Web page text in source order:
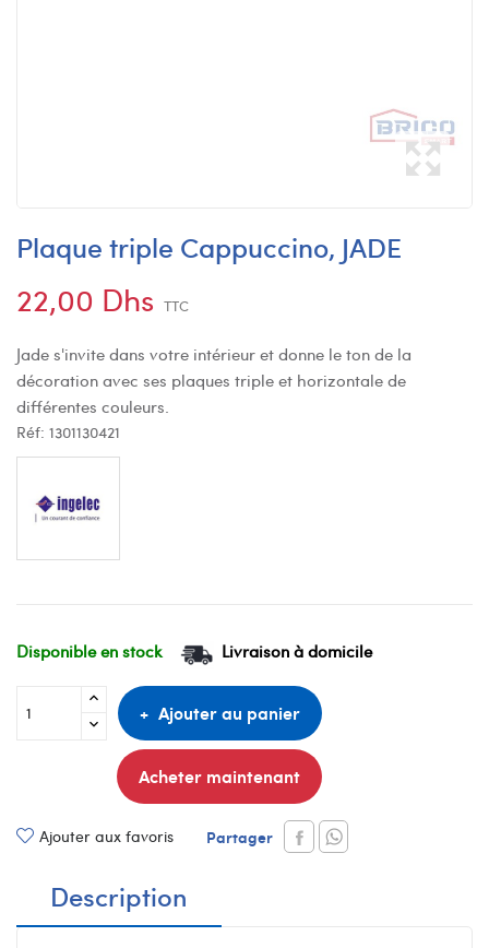
Plaque triple Cappuccino, JADE
22,00 Dhs TTC
Jade s'invite dans votre intérieur et donne le ton de la
décoration avec ses plaques triple et horizontale de
différentes couleurs.
Réf: 1301130421
Disponible en stock Livraison à domicile
Ajouter au panier
Acheter maintenant
Ajouter aux favoris Partager
Description